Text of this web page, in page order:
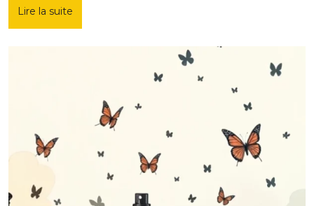
Lire la suite